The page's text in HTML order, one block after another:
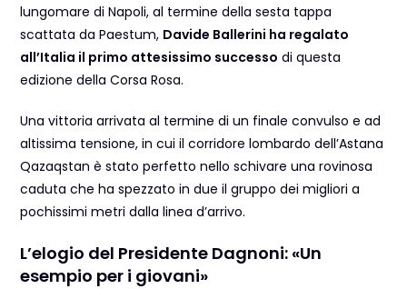
lungomare di Napoli, al termine della sesta tappa
scattata da Paestum, Davide Ballerini ha regalato
all’Italia il primo attesissimo successo di questa
edizione della Corsa Rosa.
Una vittoria arrivata al termine di un finale convulso e ad
altissima tensione, in cui il corridore lombardo dell’Astana
Qazaqstan è stato perfetto nello schivare una rovinosa
caduta che ha spezzato in due il gruppo dei migliori a
pochissimi metri dalla linea d’arrivo.
L’elogio del Presidente Dagnoni: «Un
esempio per i giovani»